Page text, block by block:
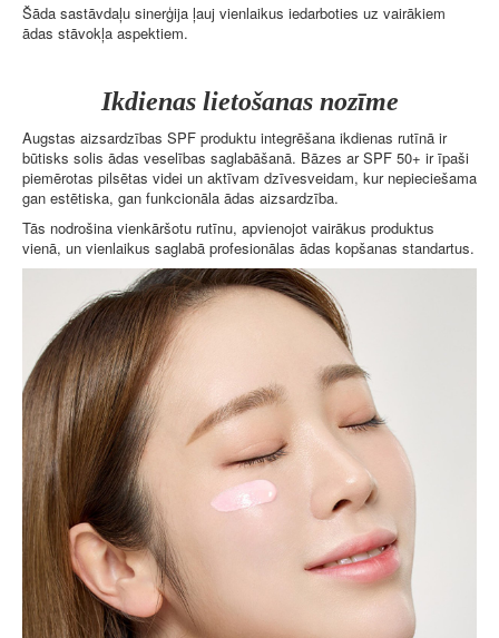
Šāda sastāvdaļu sinerģija ļauj vienlaikus iedarboties uz vairākiem
ādas stāvokļa aspektiem.
Ikdienas lietošanas nozīme
Augstas aizsardzības SPF produktu integrēšana ikdienas rutīnā ir
būtisks solis ādas veselības saglabāšanā. Bāzes ar SPF 50+ ir īpaši
piemērotas pilsētas videi un aktīvam dzīvesveidam, kur nepieciešama
gan estētiska, gan funkcionāla ādas aizsardzība.
Tās nodrošina vienkāršotu rutīnu, apvienojot vairākus produktus
vienā, un vienlaikus saglabā profesionālas ādas kopšanas standartus.